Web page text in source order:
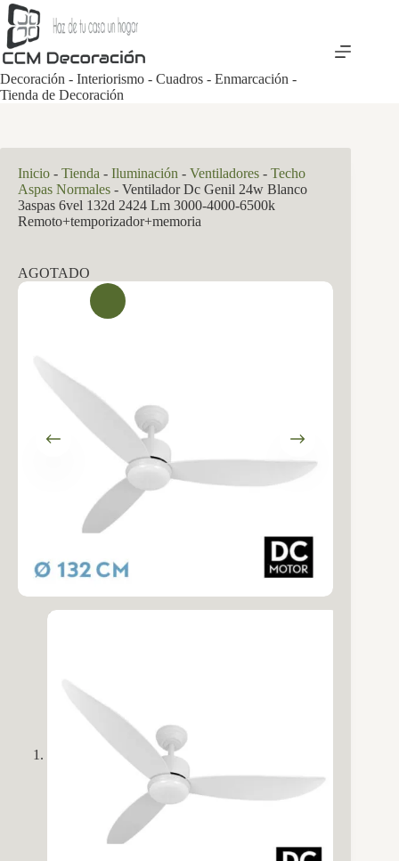
Saltar
al
contenido
Decoración - Interiorismo - Cuadros - Enmarcación -
Tienda de Decoración
Inicio - Tienda - Iluminación - Ventiladores - Techo
Aspas Normales - Ventilador Dc Genil 24w Blanco
3aspas 6vel 132d 2424 Lm 3000-4000-6500k
Remoto+temporizador+memoria
AGOTADO